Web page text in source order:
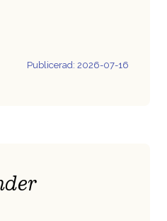
Publicerad: 2026-07-16